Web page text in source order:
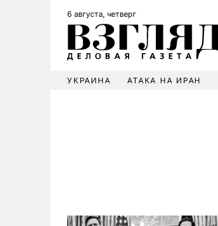
6 августа, четверг
УКРАИНА АТАКА НА ИРАН